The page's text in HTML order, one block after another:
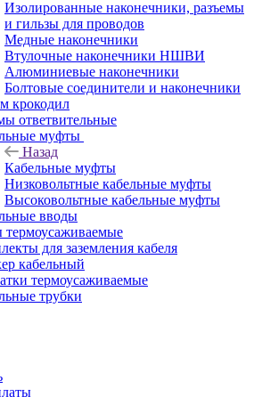
Изолированные наконечники, разъемы
и гильзы для проводов
Медные наконечники
Втулочные наконечники НШВИ
Алюминиевые наконечники
Болтовые соединители и наконечники
крокодил
ответвительные
муфты
Назад
Кабельные муфты
Низковольтные кабельные муфты
Высоковольтные кабельные муфты
вводы
для заземления кабеля
кабельный
термоусаживаемые
трубки